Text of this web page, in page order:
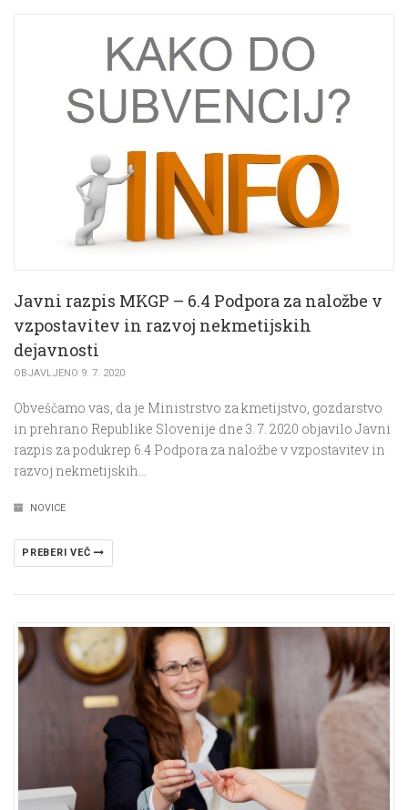
Javni razpis MKGP – 6.4 Podpora za naložbe v
vzpostavitev in razvoj nekmetijskih
dejavnosti
OBJAVLJENO 9. 7. 2020
Obveščamo vas, da je Ministrstvo za kmetijstvo, gozdarstvo
in prehrano Republike Slovenije dne 3. 7. 2020 objavilo Javni
razpis za podukrep 6.4 Podpora za naložbe v vzpostavitev in
razvoj nekmetijskih…
NOVICE
PREBERI VEČ